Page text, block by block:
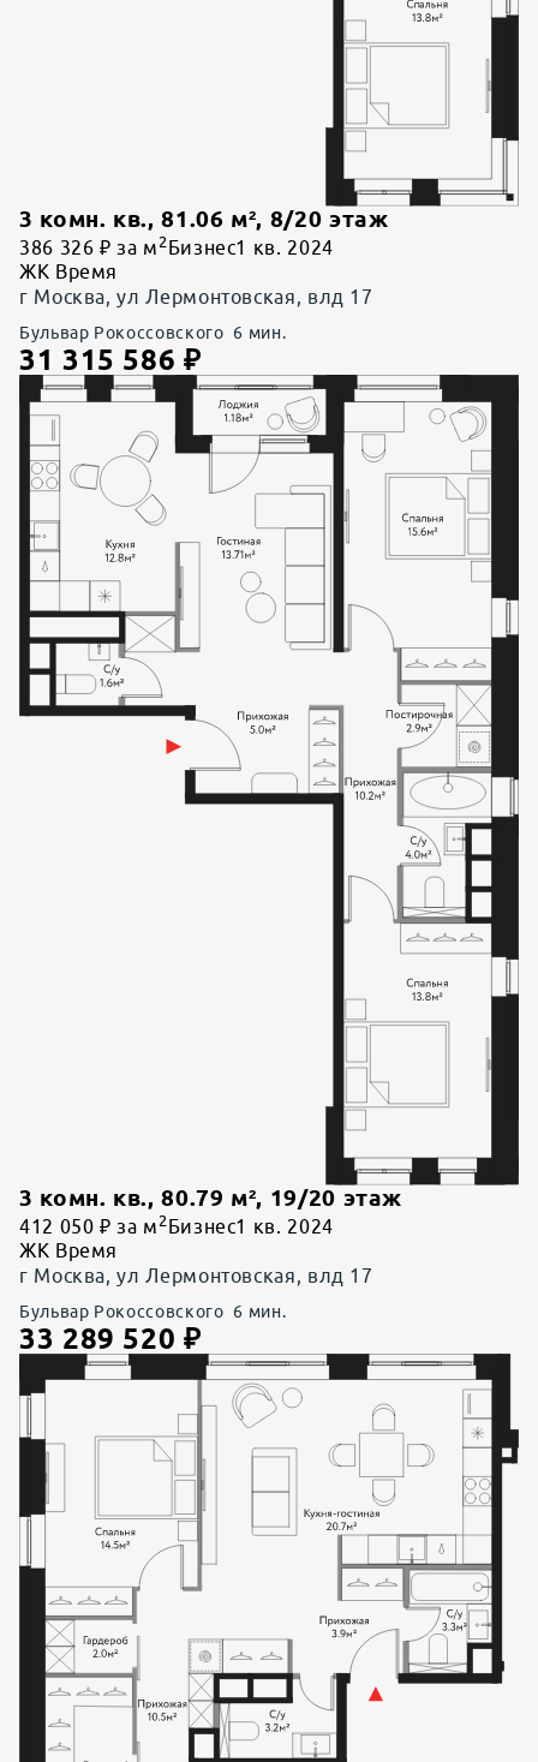
3 комн. кв., 81.06 м², 8/20 этаж
386 326 ₽ за м 2 Бизнес1 кв. 2024
ЖК Время
г Москва, ул Лермонтовская, влд 17
Бульвар Рокоссовского 6 мин.
31 315 586 ₽
3 комн. кв., 80.79 м², 19/20 этаж
412 050 ₽ за м 2 Бизнес1 кв. 2024
ЖК Время
г Москва, ул Лермонтовская, влд 17
Бульвар Рокоссовского 6 мин.
33 289 520 ₽